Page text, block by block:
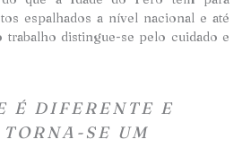
espalhados a nível nacional e até
distingue-se pelo cuidado e
É DIFERENTE E
SE UM